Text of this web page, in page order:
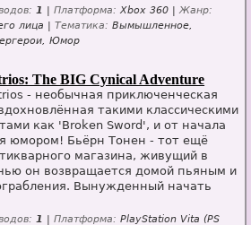
1 | Платформа: Xbox 360 | Жанр:
лица | Тематика: Вымышленное,
Юмор
The BIG Cynical Adventure
- необычная приключенческая
такими классическими
как 'Broken Sword', и от начала
юмором! Бьёрн Тонен - тот ещё
магазина, живущий в
он возвращается домой пьяным и
Вынужденный начать
1 | Платформа: PlayStation Vita (PS